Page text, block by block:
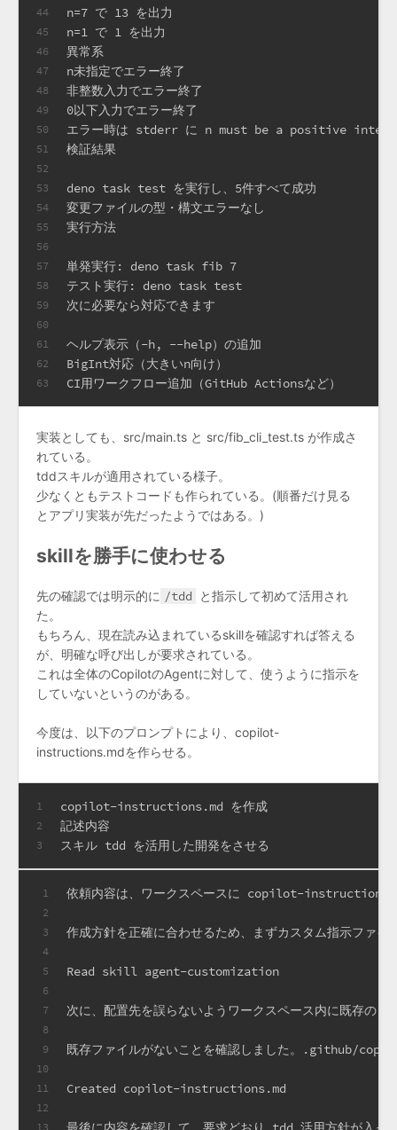
44
45
46
47
48
49
50
51
52
53
54
55
56
57
58
59
60
61
62
63
n=7 で 13 を出力
n=1 で 1 を出力
異常系
n未指定でエラー終了
非整数入力でエラー終了
0以下入力でエラー終了
エラー時は stderr に n must be a positive integer.
検証結果
deno task test を実行し、5件すべて成功
変更ファイルの型・構文エラーなし
実行方法
単発実行: deno task fib 7
テスト実行: deno task test
次に必要なら対応できます
ヘルプ表示（-h, --help）の追加
BigInt対応（大きいn向け）
CI用ワークフロー追加（GitHub Actionsなど）
実装としても、src/main.ts と src/fib_cli_test.ts が作成さ
れている。
tddスキルが適用されている様子。
少なくともテストコードも作られている。(順番だけ見る
とアプリ実装が先だったようではある。)
skillを勝手に使わせる
先の確認では明示的に /tdd
と指示して初めて活用され
た。
もちろん、現在読み込まれているskillを確認すれば答える
が、明確な呼び出しが要求されている。
これは全体のCopilotのAgentに対して、使うように指示を
していないというのがある。
今度は、以下のプロンプトにより、copilot-
instructions.mdを作らせる。
1
2
3
copilot-instructions.md を作成
記述内容
スキル tdd を活用した開発をさせる
1
2
3
4
5
6
7
8
9
10
11
12
13
依頼内容は、ワークスペースに copilot-instructions.md
作成方針を正確に合わせるため、まずカスタム指示ファ
Read skill agent-customization
次に、配置先を誤らないようワークスペース内に既存
既存ファイルがないことを確認しました。.github/
Created copilot-instructions.md